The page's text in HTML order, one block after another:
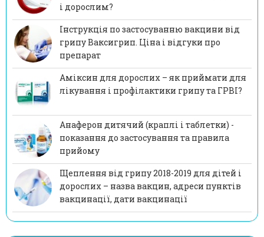
і дорослим?
Інструкція по застосуванню вакцини від
грипу Ваксигрип. Ціна і відгуки про
препарат
Аміксин для дорослих – як приймати для
лікування і профілактики грипу та ГРВІ?
Анаферон дитячий (краплі і таблетки) -
показання до застосування та правила
прийому
Щеплення від грипу 2018-2019 для дітей і
дорослих – назва вакцин, адреси пунктів
вакцинації, дати вакцинації